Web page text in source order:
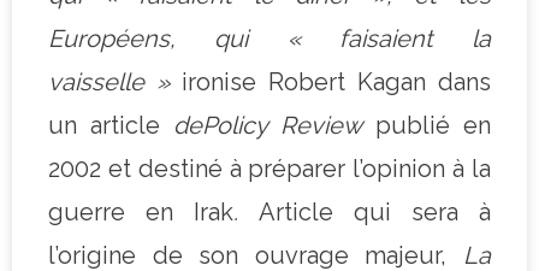
Européens, qui « faisaient la
vaisselle »ironise Robert Kagan dans
un article dePolicy Reviewpublié en
2002 et destiné à préparer l’opinion à la
guerre en Irak. Article qui sera à
l’origine de son ouvrage majeur, La